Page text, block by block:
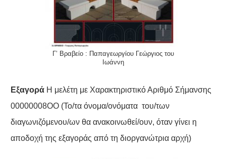
Γ’ Βραβείο : Παπαγεωργίου Γεώργιος του
Ιωάννη
ΕξαγοράΗ μελέτη με Χαρακτηριστικό Αριθμό Σήμανσης
00000008ΟΟ (Το/τα όνομα/ονόματα του/των
διαγωνιζόμενου/ων θα ανακοινωθεί/ουν, όταν γίνει η
αποδοχή της εξαγοράς από τη διοργανώτρια αρχή)